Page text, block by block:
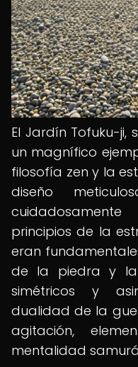
El Jardín Tofuku-ji,
un magnífico
filosofía zen y la
diseño
principios de la
eran
de la piedra y la
simétricos y
dualidad de la
agitación,
mentalidad